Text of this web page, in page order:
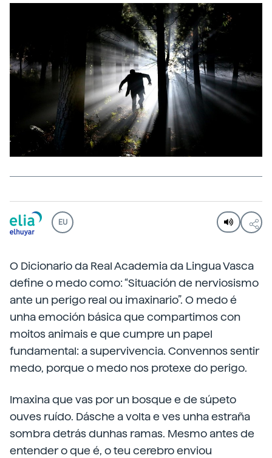
EU
O Dicionario da Real Academia da Lingua Vasca
define o medo como: “Situación de nerviosismo
ante un perigo real ou imaxinario”. O medo é
unha emoción básica que compartimos con
moitos animais e que cumpre un papel
fundamental: a supervivencia. Convennos sentir
medo, porque o medo nos protexe do perigo.
Imaxina que vas por un bosque e de súpeto
ouves ruído. Dásche a volta e ves unha estraña
sombra detrás dunhas ramas. Mesmo antes de
entender o que é, o teu cerebro enviou